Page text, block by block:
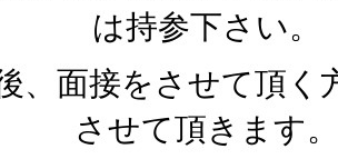
は持参下さい。
、面接をさせて頂く
させて頂きます。